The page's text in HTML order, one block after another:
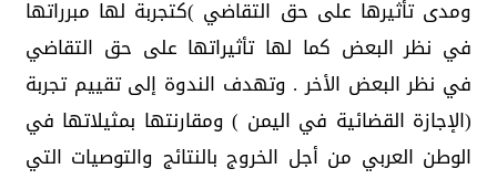
ومدى تأثيرها على حق التقاضي )كتجربة لها مبرراتها
في نظر البعض كما لها تأثيراتها على حق التقاضي
في نظر البعض الأخر . وتهدف الندوة إلى تقييم تجربة
(الإجازة القضائية في اليمن ) ومقارنتها بمثيلاتها في
الوطن العربي من أجل الخروج بالنتائج والتوصيات التي